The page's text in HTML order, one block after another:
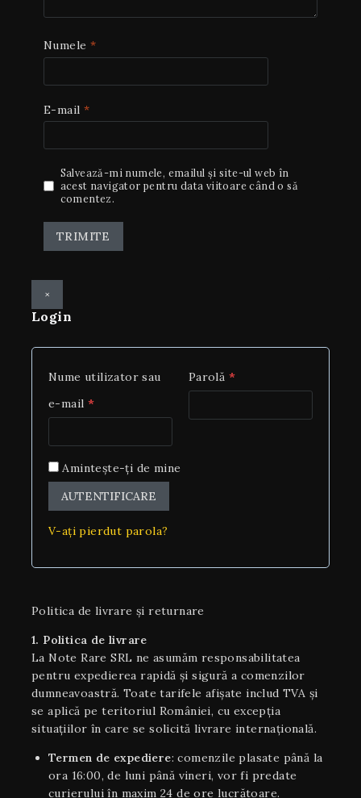
Numele *
E-mail *
Salvează-mi numele, emailul și site-ul web în
acest navigator pentru data viitoare când o să
comentez.
×
Login
Nume utilizator sau
e-mail *
Parolă *
Amintește-ți de mine
AUTENTIFICARE
V-ați pierdut parola?
Politica de livrare și returnare
1. Politica de livrare
La Note Rare SRL ne asumăm responsabilitatea
pentru expedierea rapidă și sigură a comenzilor
dumneavoastră. Toate tarifele afișate includ TVA și
se aplică pe teritoriul României, cu excepția
situaţiilor în care se solicită livrare internaţională.
Termen de expediere: comenzile plasate până la
ora 16:00, de luni până vineri, vor fi predate
curierului în maxim 24 de ore lucrătoare.